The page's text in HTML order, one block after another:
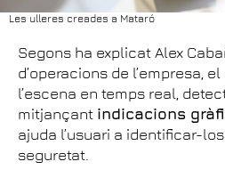
Les ulleres creades a Mataró
Segons ha explicat Alex
d’operacions de l’empresa,
l’escena en temps real,
mitjançant indicacions
ajuda l’usuari a identificar-
seguretat.